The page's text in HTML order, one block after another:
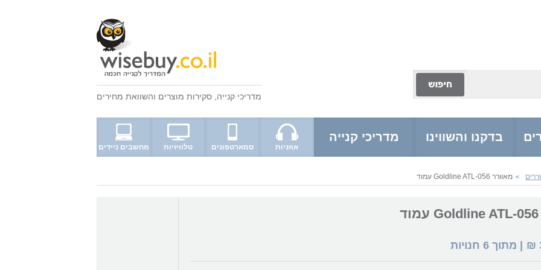
מדריכי קנייה סקירות מוצרים והשוואת מחירים
בדקנו והשווינו מדריכי קנייה
אוזניות סמארטפונים טלוויזיות מחשבים ניידים
> מאוורר Goldline ATL-056 עמוד
₪ | מתוך 6 חנויות